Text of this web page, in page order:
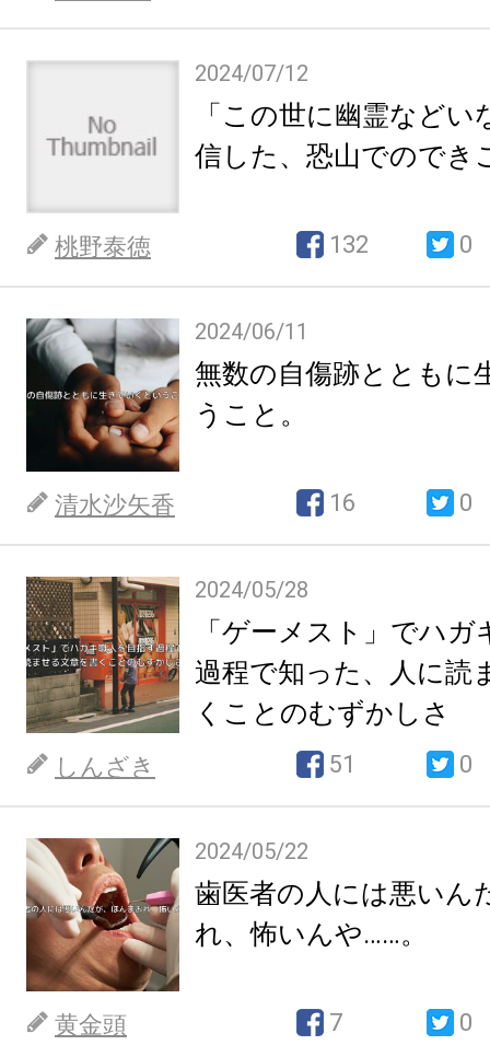
2024/07/12
「この世に幽霊など
信した、恐山でのでき
桃野泰徳 132 0
2024/06/11
無数の自傷跡とともに
うこと。
清水沙矢香 16 0
2024/05/28
「ゲーメスト」でハ
過程で知った、人に読
くことのむずかしさ
しんざき 51 0
2024/05/22
歯医者の人には悪いん
れ、怖いんや……。
黄金頭 7 0